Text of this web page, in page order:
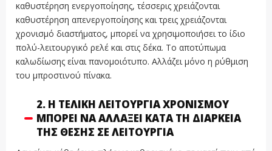
καθυστέρηση ενεργοποίησης, τέσσερις χρειάζονται
καθυστέρηση απενεργοποίησης και τρεις χρειάζονται
χρονισμό διαστήματος, μπορεί να χρησιμοποιήσει το ίδιο
πολύ-λειτουργικό ρελέ και στις δέκα. Το αποτύπωμα
καλωδίωσης είναι πανομοιότυπο. Αλλάζει μόνο η ρύθμιση
του μπροστινού πίνακα.
2. Η ΤΕΛΙΚΉ ΛΕΙΤΟΥΡΓΊΑ ΧΡΟΝΙΣΜΟΎ
ΜΠΟΡΕΊ ΝΑ ΑΛΛΆΞΕΙ ΚΑΤΆ ΤΗ ΔΙΆΡΚΕΙΑ
ΤΗΣ ΘΈΣΗΣ ΣΕ ΛΕΙΤΟΥΡΓΊΑ